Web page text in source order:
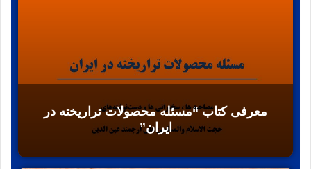
معرفی کتاب “مسئله محصولات تراریخته در
ایران”